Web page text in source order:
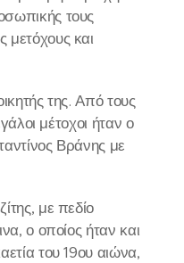
τους
και
της. Από τους
μέτοχοι ήταν ο
Βράνης με
με πεδίο
ο οποίος ήταν και
του 19ου αιώνα,